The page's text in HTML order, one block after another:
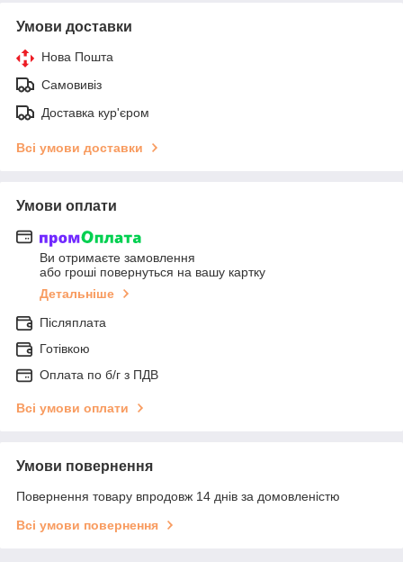
Умови доставки
Нова Пошта
Самовивіз
Доставка кур'єром
Всі умови доставки
Умови оплати
Ви отримаєте замовлення
або гроші повернуться на вашу картку
Детальніше
Післяплата
Готівкою
Оплата по б/г з ПДВ
Всі умови оплати
Умови повернення
Повернення товару впродовж 14 днів за домовленістю
Всі умови повернення